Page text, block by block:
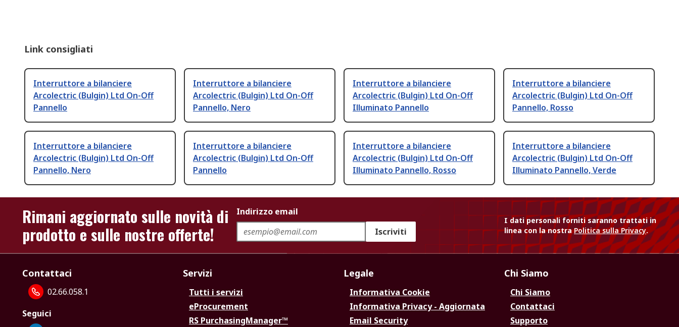
Link consigliati
Interruttore a bilanciere
Arcolectric (Bulgin) Ltd On-Off
Pannello
Interruttore a bilanciere
Arcolectric (Bulgin) Ltd On-Off
Pannello, Nero
Interruttore a bilanciere
Arcolectric (Bulgin) Ltd On-Off
Illuminato Pannello
Interruttore a bilanciere
Arcolectric (Bulgin) Ltd On-Off
Pannello, Rosso
Interruttore a bilanciere
Arcolectric (Bulgin) Ltd On-Off
Pannello, Nero
Interruttore a bilanciere
Arcolectric (Bulgin) Ltd On-Off
Pannello
Interruttore a bilanciere
Arcolectric (Bulgin) Ltd On-Off
Illuminato Pannello, Rosso
Interruttore a bilanciere
Arcolectric (Bulgin) Ltd On-Off
Illuminato Pannello, Verde
Rimani aggiornato sulle novità di
prodotto e sulle nostre offerte!
Indirizzo email
Iscriviti
I dati personali forniti saranno trattati in
linea con la nostraPolitica sulla Privacy.
Contattaci
02.66.058.1
Seguici
Servizi
Tutti i servizi
eProcurement
RS PurchasingManager™
Legale
Informativa Cookie
Informativa Privacy - Aggiornata
Email Security
Chi Siamo
Chi Siamo
Contattaci
Supporto